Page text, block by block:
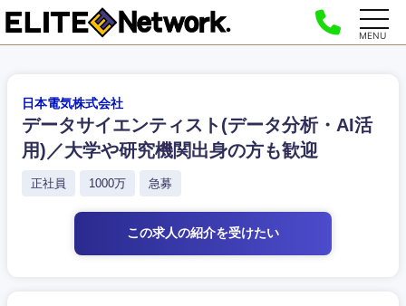
MENU
日本電気株式会社
データサイエンティスト(データ分析・AI活
用)／大学や研究機関出身の方も歓迎
正社員 1000万 急募
この求人の紹介を受けたい